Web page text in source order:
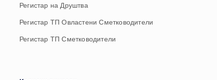
Регистар на Друштва
Регистар ТП Овластени Сметководители
Регистар ТП Сметководители